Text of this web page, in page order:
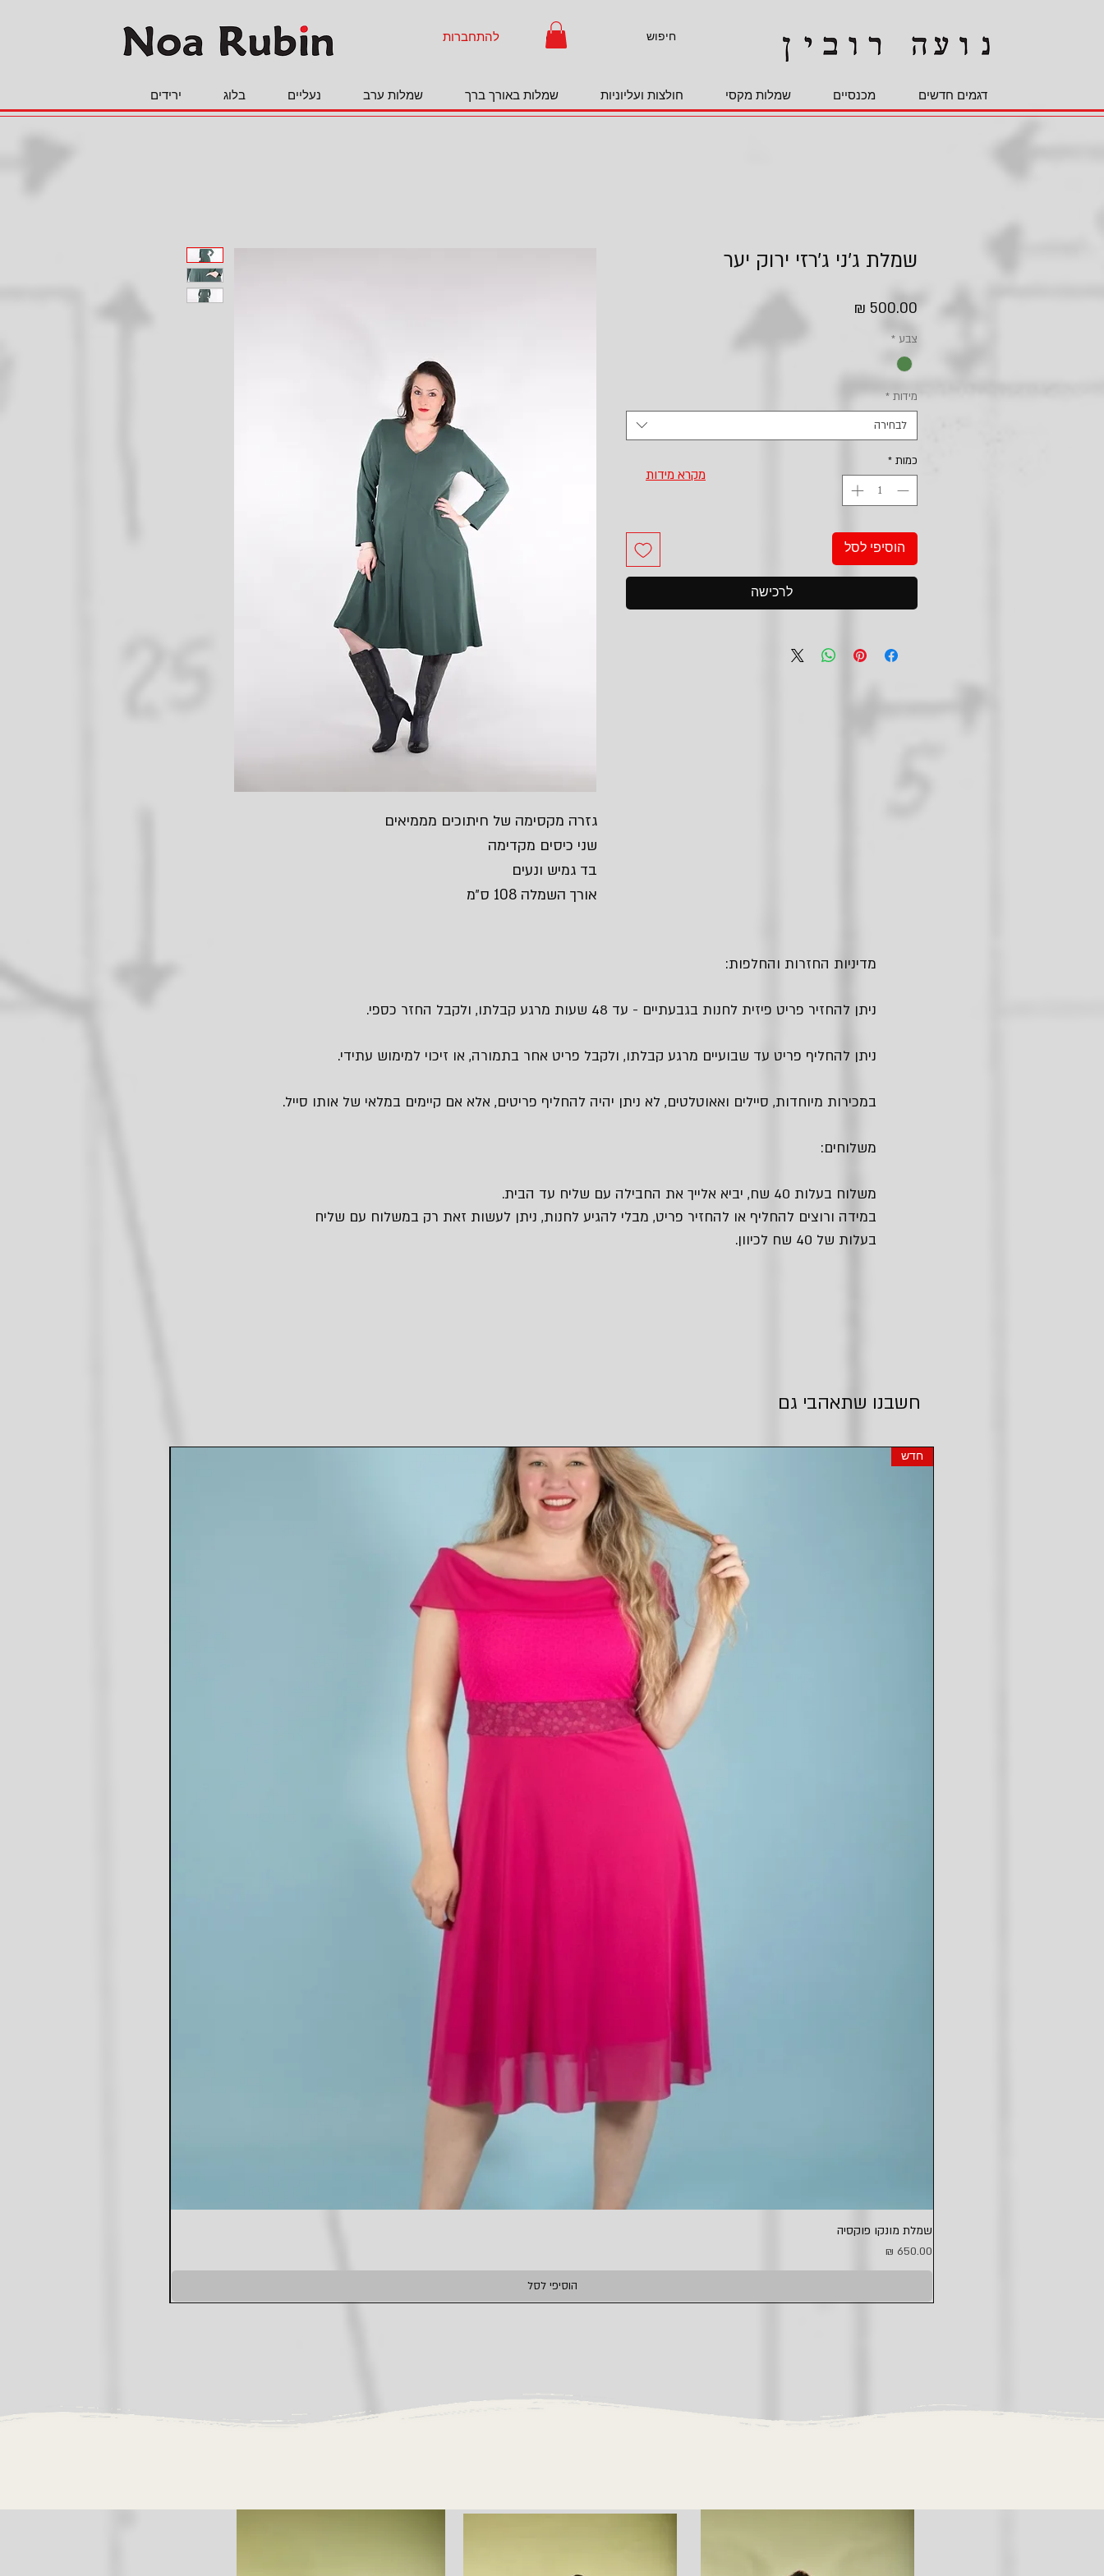
להתחברות
דגמים חדשים מכנסיים שמלות מקסי חולצות ועליוניות שמלות באורך ברך שמלות ערב נעליים בלוג ירידים
גזרה מקסימה של חיתוכים מממיאים
שני כיסים מקדימה
בד גמיש ונעים
אורך השמלה 108 ס״מ
שמלת ג׳ני ג׳רזי ירוק יער
צבע *
מידות *
לבחירה
כמות *
הוסיפי לסל
לרכישה
מקרא מידות
מדיניות החזרות והחלפות:
ניתן להחזיר פריט פיזית לחנות בגבעתיים - עד 48 שעות מרגע קבלתו, ולקבל החזר כספי.
ניתן להחליף פריט עד שבועיים מרגע קבלתו, ולקבל פריט אחר בתמורה, או זיכוי למימוש עתידי.
במכירות מיוחדות, סיילים ואאוטלטים, לא ניתן יהיה להחליף פריטים, אלא אם קיימים במלאי של אותו סייל.
משלוחים:
משלוח בעלות 40 שח, יביא אלייך את החבילה עם שליח עד הבית.
במידה ורוצים להחליף או להחזיר פריט, מבלי להגיע לחנות, ניתן לעשות זאת רק במשלוח עם שליח
בעלות של 40 שח לכיוון.
חשבנו שתאהבי גם
חדש
שמלת מונקו פוקסיה
מחיר
הוסיפי לסל